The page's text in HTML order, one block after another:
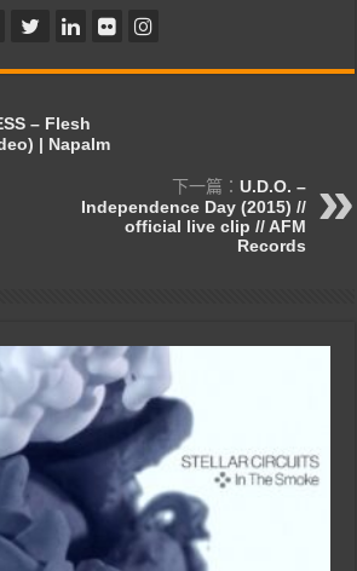
– Flesh
| Napalm
下一篇： U.D.O. –
Independence Day (2015) //
official live clip // AFM
Records